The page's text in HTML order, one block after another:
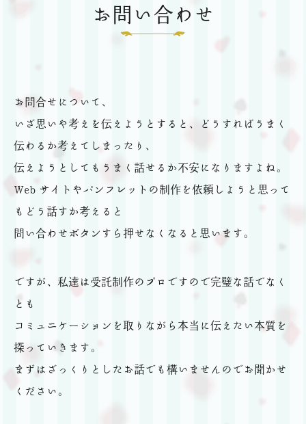
お問い合わせ
お問合せについて、
いざ思いや考えを伝えようとすると、どうすればうまく
伝わるか考えてしまったり、
伝えようとしてもうまく話せるか不安になりますよね。
Web サイトやパンフレットの制作を依頼しようと思って
もどう話すか考えると
問い合わせボタンすら押せなくなると思います。
ですが、私達は受託制作のプロですので完璧な話でなく
とも
コミュニケーションを取りながら本当に伝えたい本質を
探っていきます。
まずはざっくりとしたお話でも構いませんのでお聞かせ
ください。